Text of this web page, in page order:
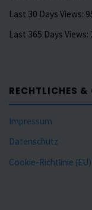
Last 30 Days Views:
Last 365 Days Views:
RECHTLICHES &
Impressum
Datenschutz
Cookie-Richtlinie (EU)